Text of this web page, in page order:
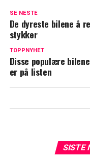
SE NESTE
De dyreste bilene å
stykker
TOPPNYHET
Disse populære
er på listen
SISTE